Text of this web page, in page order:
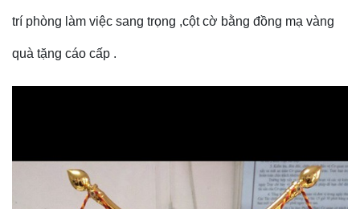
trí phòng làm việc sang trọng ,cột cờ bằng đồng mạ vàng
quà tặng cáo cấp .